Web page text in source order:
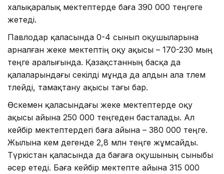
халықаралық мектептерде баға 390 000 теңгеге
жетеді.
Павлодар қаласында 0-4 сынып оқушыларына
арналған жеке мектептің оқу ақысы – 170-230 мың
теңге аралығында. Қазақстанның басқа да
қалаларындағы секілді мұнда да алдын ала төлем
төлейді, тамақтану ақысы тағы бар.
Өскемен қаласындағы жеке мектептерде оқу
ақысы айына 250 000 теңгеден басталады. Ал
кейбір мектептердегі баға айына – 380 000 теңге.
Жылына кем дегенде 2,8 млн теңге жұмсайды.
Түркістан қаласында да бағаға оқушының сыныбы
әсер етеді. Баға кейбір мектепте айына 315 000